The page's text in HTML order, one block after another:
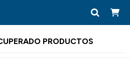
PRODUCTOS